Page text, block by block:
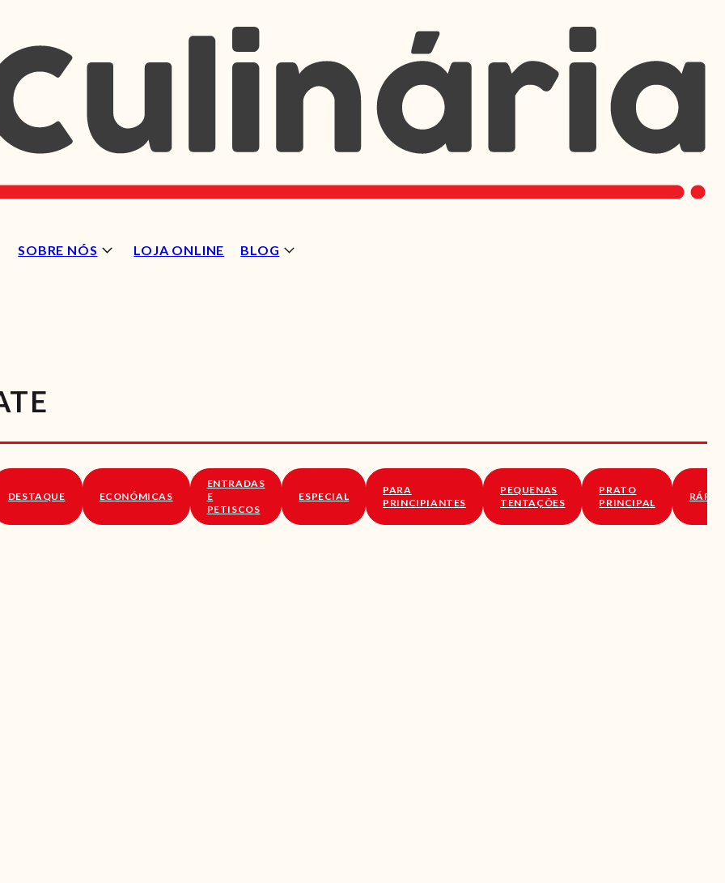
SOBRE NÓS LOJA ONLINE BLOG
SOBRE NÓS
DESTAQUE ECONÓMICAS
ENTRADAS
E
PETISCOS
ESPECIAL
PARA
PRINCIPIANTES
PEQUENAS
TENTAÇÕES
PRATO
PRINCIPAL